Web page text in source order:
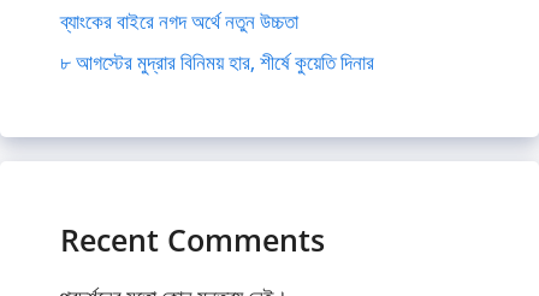
ব্যাংকের বাইরে নগদ অর্থে নতুন উচ্চতা
৮ আগস্টের মুদ্রার বিনিময় হার, শীর্ষে কুয়েতি দিনার
Recent Comments